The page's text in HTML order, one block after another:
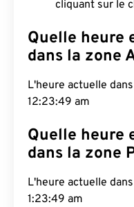
cliquant sur le
Quelle heure
dans la zone
L'heure actuelle
12:23:50 am
Quelle heure
dans la zone
L'heure actuelle
1:23:50 am